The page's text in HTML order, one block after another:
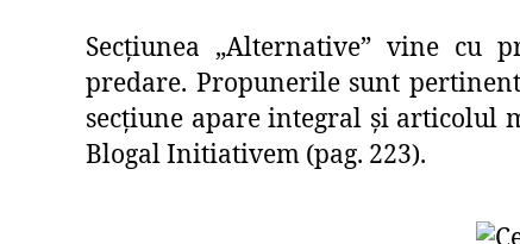
Secțiunea „Alternative” vine cu
predare. Propunerile sunt
secțiune apare integral și articolul
Blogal Initiativem (pag. 223).